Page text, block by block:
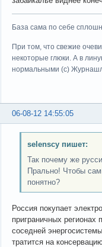
База сама по себе
При том, что свежие
некоторые глюки. А в
нормальными (c)
06-08-12 14:55:05
selenscy пишет:
Так почему же
Прально! Чтобы
понятно?
Россия покупает
приграничных регионах
соседней
тратится на